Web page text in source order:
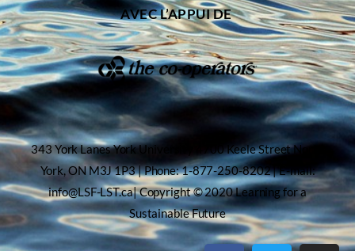
AVEC L’APPUI DE
343 York Lanes York University 4700 Keele Street North
York, ON M3J 1P3 | Phone: 1-877-250-8202 | E-mail:
info@LSF-LST.ca| Copyright © 2020 Learning for a
Sustainable Future